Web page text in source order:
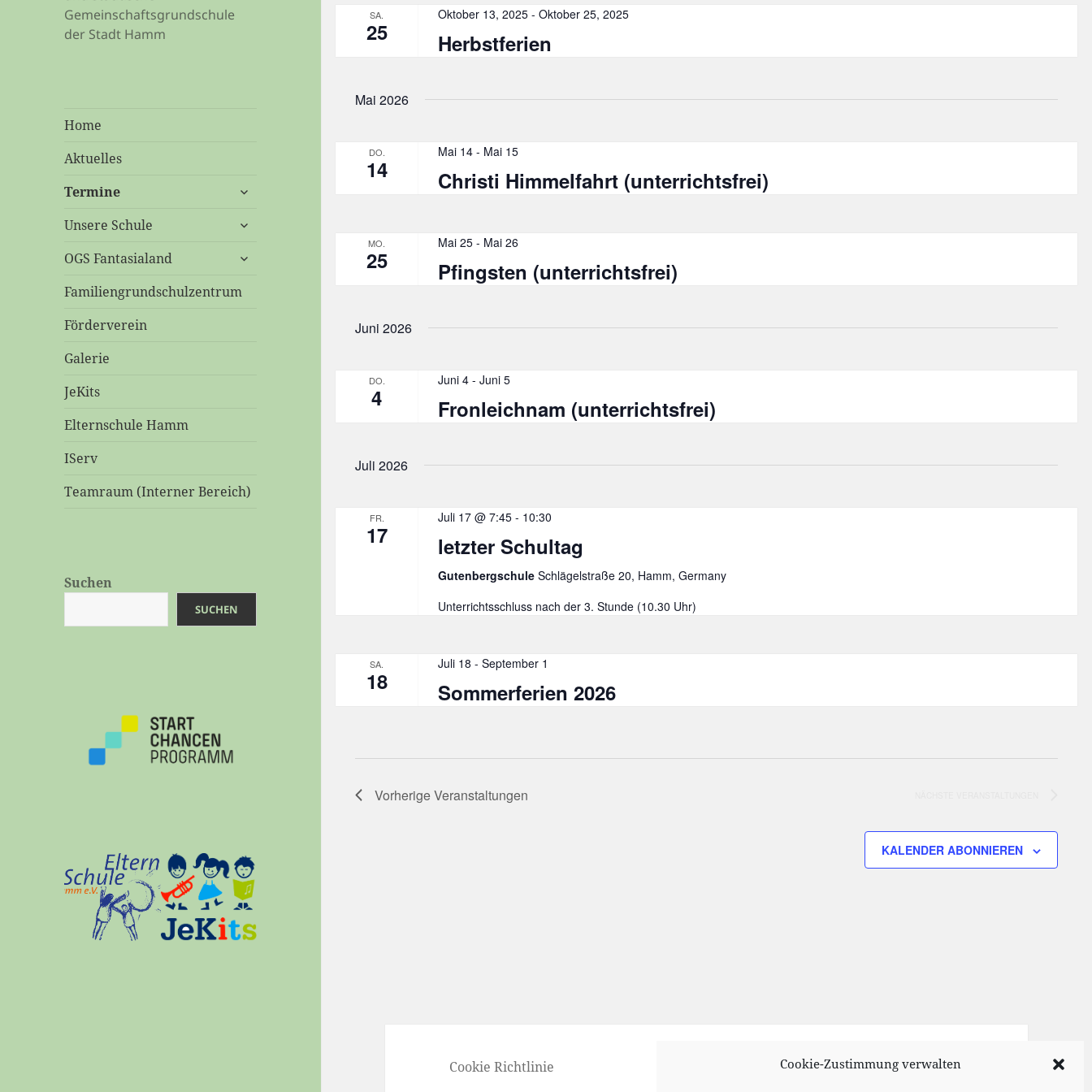
Cookie-Zustimmung verwalten
Gemeinschaftsgrundschule
der Stadt Hamm
Home
Aktuelles
Termine
untermenü
Unsere Schule
untermenü
OGS Fantasialand
untermenü
Familiengrundschulzentrum
Förderverein
Galerie
JeKits
Elternschule Hamm
IServ
Teamraum (Interner Bereich)
Suchen
SUCHEN
Schlüsselwort.
SA.
25
Oktober 13, 2025- Oktober 25, 2025
Herbstferien
Mai 2026
DO.
14
Mai 14- Mai 15
Christi Himmelfahrt (unterrichtsfrei)
MO.
25
Mai 25- Mai 26
Pfingsten (unterrichtsfrei)
Juni 2026
DO.
4
Juni 4- Juni 5
Fronleichnam (unterrichtsfrei)
Juli 2026
FR.
17
Juli 17 @ 7:45- 10:30
letzter Schultag
Gutenbergschule Schlägelstraße 20, Hamm, Germany
Unterrichtsschluss nach der 3. Stunde (10.30 Uhr)
SA.
18
Juli 18 - September 1
Sommerferien 2026
VorherigeVeranstaltungen
KALENDER ABONNIEREN
Cookie Richtlinie